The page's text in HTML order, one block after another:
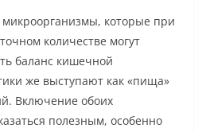
которые при
количестве могут
баланс кишечной
же выступают как «пища»
Включение обоих
полезным, особенно